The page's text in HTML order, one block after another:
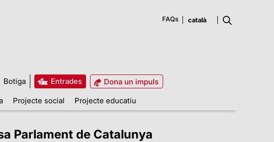
FAQs
Botiga Entrades
Dona un impuls
Projecte social Projecte educatiu
Parlament de Catalunya